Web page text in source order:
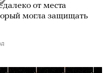
от места
могла защищать